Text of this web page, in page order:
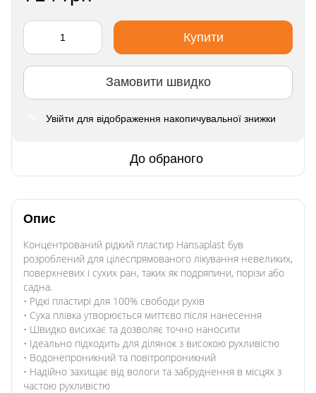
Купити
Замовити швидко
Увійти для відображення накопичувальної знижки
До обраного
Опис
Концентрований рідкий пластир Hansaplast був
розроблений для цілеспрямованого лікування невеликих,
поверхневих і сухих ран, таких як подряпини, порізи або
садна.
• Рідкі пластирі для 100% свободи рухів
• Суха плівка утворюється миттєво після нанесення
• Швидко висихає та дозволяє точно наносити
• Ідеально підходить для ділянок з високою рухливістю
• Водонепроникний та повітропроникний
• Надійно захищає від вологи та забруднення в місцях з
частою рухливістю